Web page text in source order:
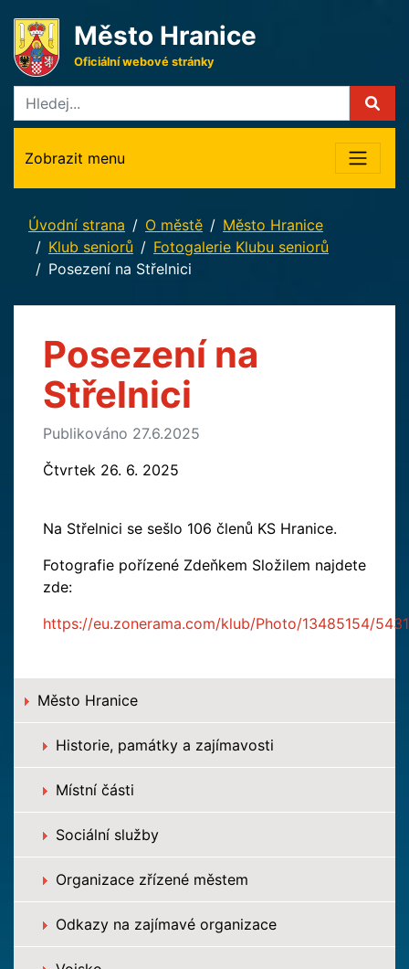
Město Hranice
Oficiální webové stránky
Zobrazit menu
Úvodní strana O městě
Město Hranice
Klub seniorů
Fotogalerie Klubu seniorů
Posezení na Střelnici
Posezení na
Střelnici
Publikováno 27.6.2025
Čtvrtek 26. 6. 2025
Na Střelnici se sešlo 106 členů KS Hranice.
Fotografie pořízené Zdeňkem Složilem najdete
zde:
https://eu.zonerama.com/klub/Photo/13485154/
Město Hranice
Historie, památky a zajímavosti
Místní části
Sociální služby
Organizace zřízené městem
Odkazy na zajímavé organizace